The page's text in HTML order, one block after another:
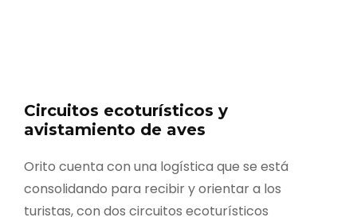
Circuitos ecoturísticos y
avistamiento de aves
Orito cuenta con una logística que se está
consolidando para recibir y orientar a los
turistas, con dos circuitos ecoturísticos